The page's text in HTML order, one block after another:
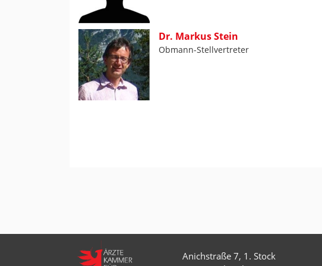
Dr. Markus Stein
Obmann-Stellvertreter
Anichstraße 7, 1. Stock